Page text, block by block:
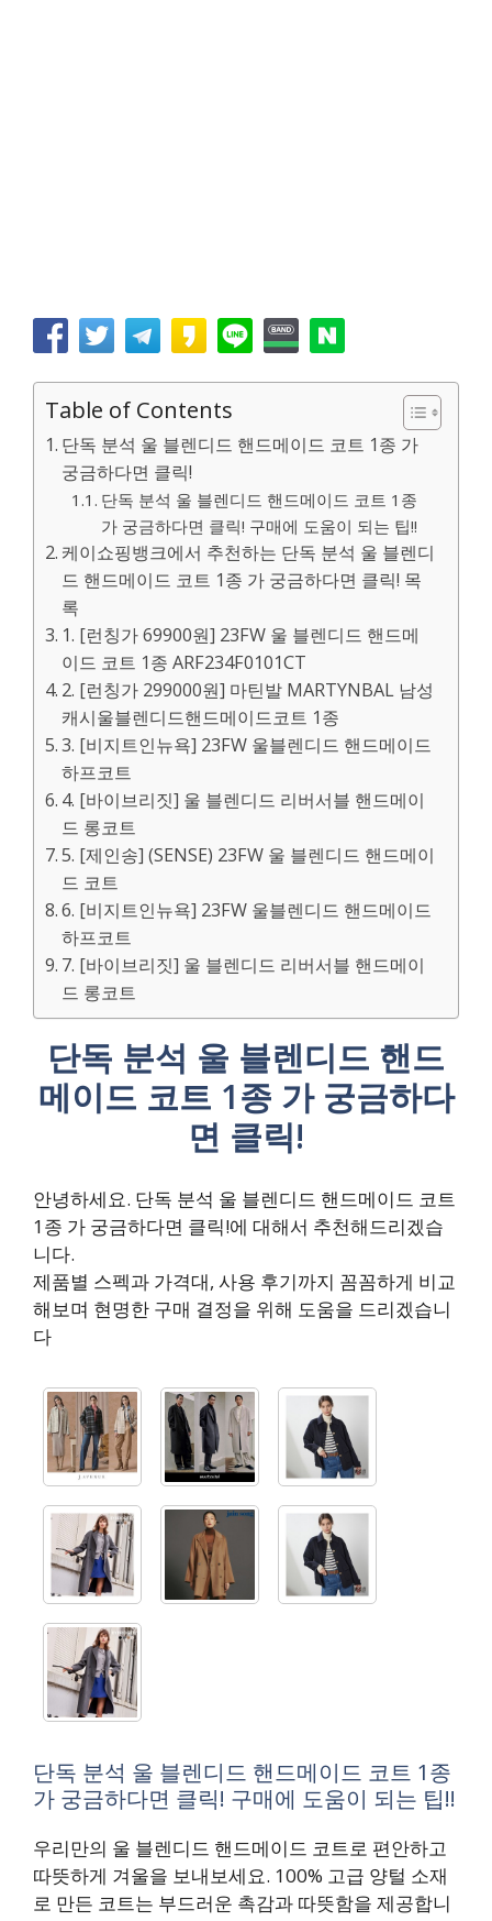
Table of Contents
단독 분석 울 블렌디드 핸드메이드 코트 1종 가
궁금하다면 클릭!
단독 분석 울 블렌디드 핸드메이드 코트 1종
가 궁금하다면 클릭! 구매에 도움이 되는 팁!!
케이쇼핑뱅크에서 추천하는 단독 분석 울 블렌디
드 핸드메이드 코트 1종 가 궁금하다면 클릭! 목
록
1. [런칭가 69900원] 23FW 울 블렌디드 핸드메
이드 코트 1종 ARF234F0101CT
2. [런칭가 299000원] 마틴발 MARTYNBAL 남성
캐시울블렌디드핸드메이드코트 1종
3. [비지트인뉴욕] 23FW 울블렌디드 핸드메이드
하프코트
4. [바이브리짓] 울 블렌디드 리버서블 핸드메이
드 롱코트
5. [제인송] (SENSE) 23FW 울 블렌디드 핸드메이
드 코트
6. [비지트인뉴욕] 23FW 울블렌디드 핸드메이드
하프코트
7. [바이브리짓] 울 블렌디드 리버서블 핸드메이
드 롱코트
단독 분석 울 블렌디드 핸드
메이드 코트 1종 가 궁금하다
면 클릭!
안녕하세요. 단독 분석 울 블렌디드 핸드메이드 코트
1종 가 궁금하다면 클릭!에 대해서 추천해드리겠습
니다.
제품별 스펙과 가격대, 사용 후기까지 꼼꼼하게 비교
해보며 현명한 구매 결정을 위해 도움을 드리겠습니
다
단독 분석 울 블렌디드 핸드메이드 코트 1종
가 궁금하다면 클릭! 구매에 도움이 되는 팁!!
우리만의 울 블렌디드 핸드메이드 코트로 편안하고
따뜻하게 겨울을 보내보세요. 100% 고급 양털 소재
로 만든 코트는 부드러운 촉감과 따뜻함을 제공합니